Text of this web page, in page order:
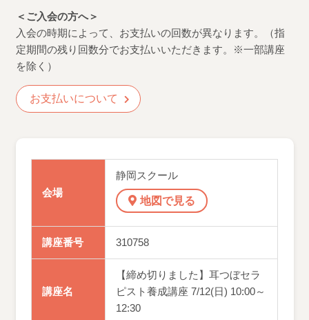
＜ご入会の方へ＞
入会の時期によって、お支払いの回数が異なります。（指
定期間の残り回数分でお支払いいただきます。※一部講座
を除く）
お支払いについて
会場
静岡スクール
地図で見る
講座番号 310758
講座名
【締め切りました】耳つぼセラ
ピスト養成講座 7/12(日) 10:00～
12:30